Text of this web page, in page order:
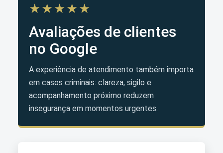
★★★★★
Avaliações de clientes
no Google
A experiência de atendimento também importa
em casos criminais: clareza, sigilo e
acompanhamento próximo reduzem
insegurança em momentos urgentes.